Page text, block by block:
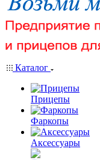
Каталог
Прицепы
Фаркопы
Аксессуары